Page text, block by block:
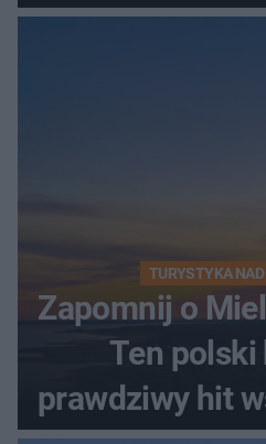
nowym
TURYSTYKA
Zapomnij o
Ten
prawdziwy hit